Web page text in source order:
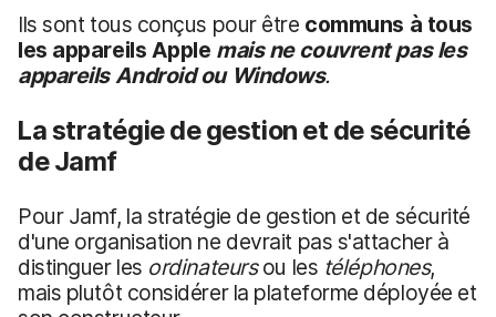
Ils sont tous conçus pour être communs à tous
les appareils Apple mais ne couvrent pasles
appareils Android ou Windows.
La stratégie de gestion et de sécurité
de Jamf
Pour Jamf, la stratégie de gestion et de sécurité
d'une organisation ne devrait pas s'attacher à
distinguer les ordinateursou les téléphones,
mais plutôt considérer la plateforme déployée et